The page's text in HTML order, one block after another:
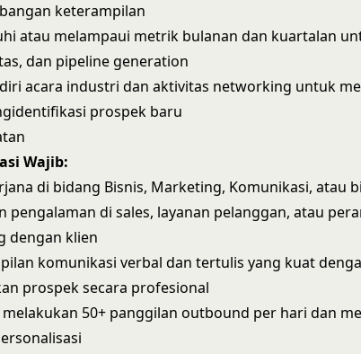
keterampilan
atau melampaui metrik bulanan dan kuartalan
dan pipeline generation
acara industri dan aktivitas networking untuk
prospek baru
Wajib:
di bidang Bisnis, Marketing, Komunikasi, atau
pengalaman di sales, layanan pelanggan, atau
dengan klien
komunikasi verbal dan tertulis yang kuat
prospek secara profesional
melakukan 50+ panggilan outbound per hari dan